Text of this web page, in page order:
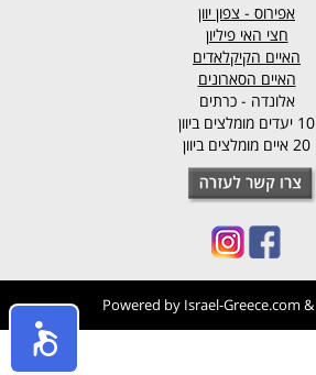
אפירוס - צפון יוון
חצי האי פיליון
האיים הקיקלאדים
האיים הסארונים
אלונדה - כרתים
10 יעדים מומלצים ביוון
20 איים מומלצים ביוון
Powered by Israel-Greece.com &